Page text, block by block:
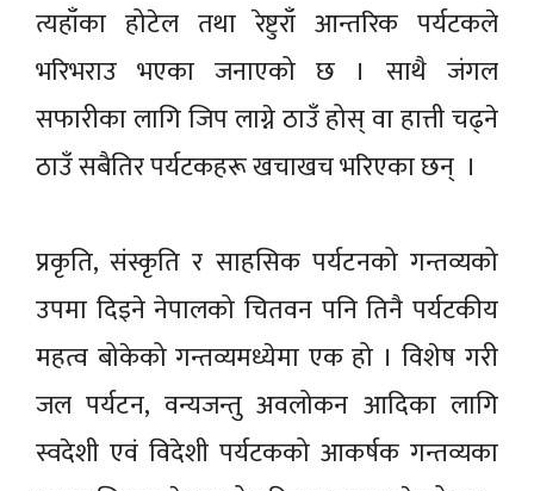
त्यहाँका होटेल तथा रेष्टुराँ आन्तरिक पर्यटकले
भरिभराउ भएका जनाएको छ । साथै जंगल
सफारीका लागि जिप लाग्ने ठाउँ होस् वा हात्ती चढ्ने
ठाउँ सबैतिर पर्यटकहरू खचाखच भरिएका छन् ।
प्रकृति, संस्कृति र साहसिक पर्यटनको गन्तव्यको
उपमा दिइने नेपालको चितवन पनि तिनै पर्यटकीय
महत्व बोकेको गन्तव्यमध्येमा एक हो । विशेष गरी
जल पर्यटन, वन्यजन्तु अवलोकन आदिका लागि
स्वदेशी एवं विदेशी पर्यटकको आकर्षक गन्तव्यका